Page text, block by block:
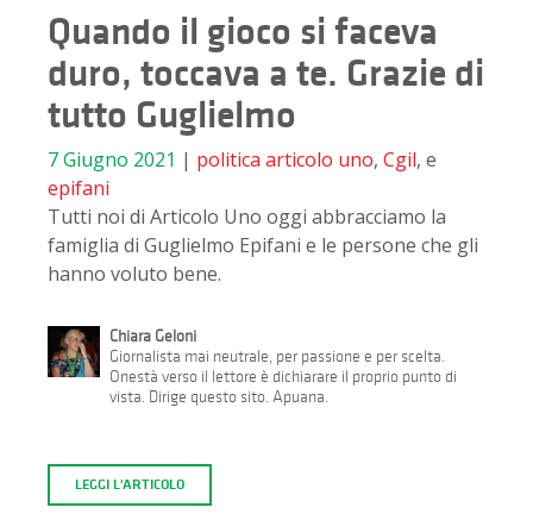
Quando il gioco si faceva
duro, toccava a te. Grazie di
tutto Guglielmo
7 Giugno 2021 | politica articolo uno, Cgil, e
epifani
Tutti noi di Articolo Uno oggi abbracciamo la
famiglia di Guglielmo Epifani e le persone che gli
hanno voluto bene.
Chiara Geloni
Giornalista mai neutrale, per passione e per scelta.
Onestà verso il lettore è dichiarare il proprio punto di
vista. Dirige questo sito. Apuana.
LEGGI L'ARTICOLO